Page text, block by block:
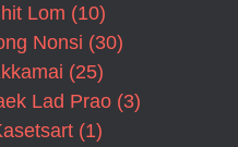
Lom (10)
Nonsi (30)
(25)
Lad Prao (3)
(1)